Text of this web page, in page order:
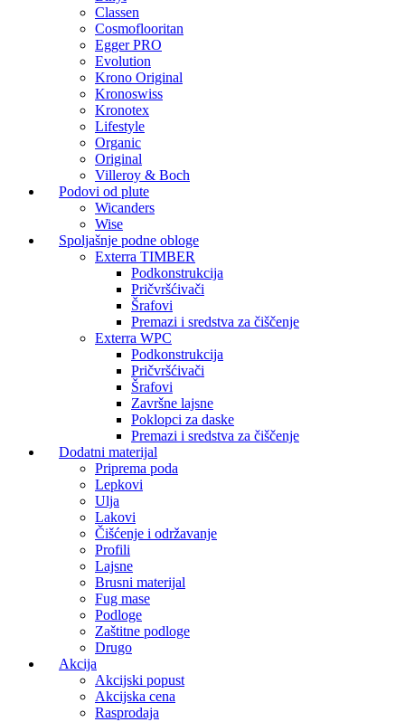
Classen
Cosmoflooritan
Egger PRO
Evolution
Krono Original
Kronoswiss
Kronotex
Lifestyle
Organic
Original
Villeroy & Boch
Podovi od plute
Wicanders
Wise
Spoljašnje podne obloge
Exterra TIMBER
Podkonstrukcija
Pričvršćivači
Šrafovi
Premazi i sredstva za čiščenje
Exterra WPC
Podkonstrukcija
Pričvršćivači
Šrafovi
Završne lajsne
Poklopci za daske
Premazi i sredstva za čiščenje
Dodatni materijal
Priprema poda
Lepkovi
Ulja
Lakovi
Čišćenje i održavanje
Profili
Lajsne
Brusni materijal
Fug mase
Podloge
Zaštitne podloge
Drugo
Akcija
Akcijski popust
Akcijska cena
Rasprodaja